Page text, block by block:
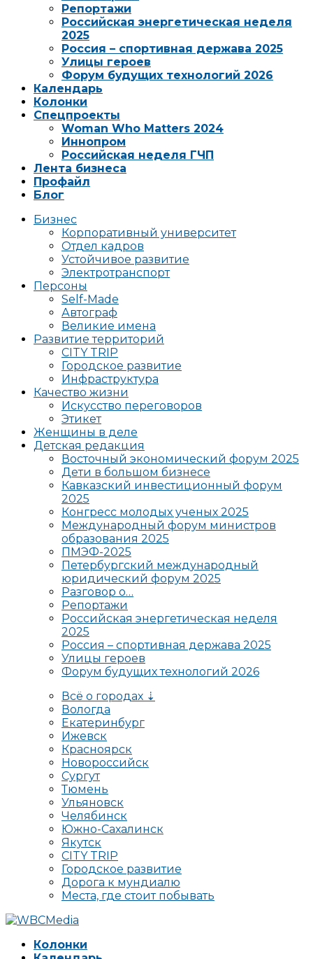
Репортажи
Российская энергетическая неделя
2025
Россия – спортивная держава 2025
Улицы героев
Форум будущих технологий 2026
Календарь
Колонки
Спецпроекты
Woman Who Matters 2024
Иннопром
Российская неделя ГЧП
Лента бизнеса
Профайл
Блог
Бизнес
Корпоративный университет
Отдел кадров
Устойчивое развитие
Электротранспорт
Персоны
Self-Made
Автограф
Великие имена
Развитие территорий
CITY TRIP
Городское развитие
Инфраструктура
Качество жизни
Искусство переговоров
Этикет
Женщины в деле
Детская редакция
Восточный экономический форум 2025
Дети в большом бизнесе
Кавказский инвестиционный форум
2025
Конгресс молодых ученых 2025
Международный форум министров
образования 2025
ПМЭФ-2025
Петербургский международный
юридический форум 2025
Разговор о…
Репортажи
Российская энергетическая неделя
2025
Россия – спортивная держава 2025
Улицы героев
Форум будущих технологий 2026
Всё о городах ⇣
Вологда
Екатеринбург
Ижевск
Красноярск
Новороссийск
Сургут
Тюмень
Ульяновск
Челябинск
Южно-Сахалинск
Якутск
CITY TRIP
Городское развитие
Дорога к мундиалю
Места, где стоит побывать
Колонки